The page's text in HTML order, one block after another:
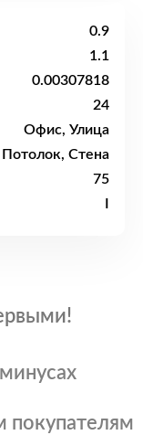
0.9
1.1
0.00307818
24
Офис, Улица
Потолок, Стена
75
покупателям